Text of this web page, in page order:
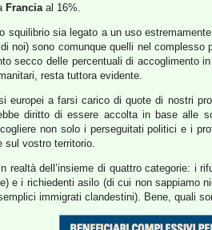
Franciaal 16%.
squilibrio sia legato a un uso
noi) sono comunque quelli nel
secco delle percentuali di accoglimento
resta tuttora evidente.
europei a farsi carico di quote di nostri
diritto di essere accolta in base alle
non solo i perseguitati politici e i
sul vostro territorio.
realtà dell’insieme di quattro categorie:
e i richiedenti asilo (di cui non
immigrati clandestini). Bene, quali